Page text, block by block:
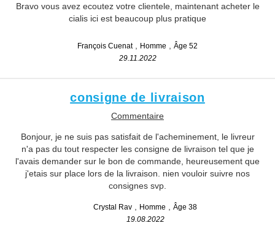
Bravo vous avez ecoutez votre clientele, maintenant acheter le
cialis ici est beaucoup plus pratique
François Cuenat Homme
Âge 52
29.11.2022
consigne de livraison
Commentaire
Bonjour, je ne suis pas satisfait de l'acheminement, le livreur
n'a pas du tout respecter les consigne de livraison tel que je
l'avais demander sur le bon de commande, heureusement que
j'etais sur place lors de la livraison. nien vouloir suivre nos
consignes svp.
Crystal Rav Homme
Âge 38
19.08.2022